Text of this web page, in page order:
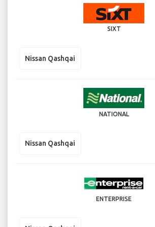
SIXT
Nissan Qashqai
NATIONAL
Nissan Qashqai
ENTERPRISE